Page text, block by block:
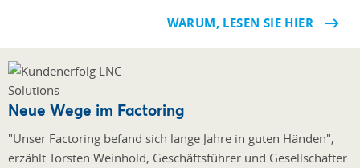
WARUM, LESEN SIE HIER
Neue Wege im Factoring
"Unser Factoring befand sich lange Jahre in guten Händen",
erzählt Torsten Weinhold, Geschäftsführer und Gesellschafter